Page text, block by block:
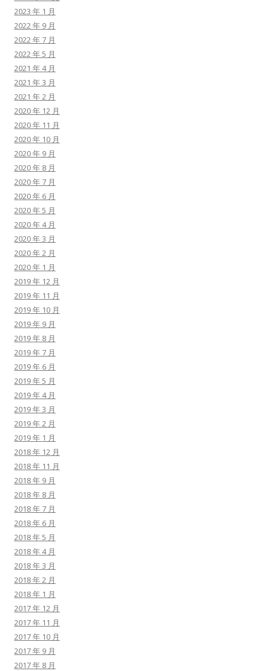
2023 年 1 月
2022 年 9 月
2022 年 7 月
2022 年 5 月
2021 年 4 月
2021 年 3 月
2021 年 2 月
2020 年 12 月
2020 年 11 月
2020 年 10 月
2020 年 9 月
2020 年 8 月
2020 年 7 月
2020 年 6 月
2020 年 5 月
2020 年 4 月
2020 年 3 月
2020 年 2 月
2020 年 1 月
2019 年 12 月
2019 年 11 月
2019 年 10 月
2019 年 9 月
2019 年 8 月
2019 年 7 月
2019 年 6 月
2019 年 5 月
2019 年 4 月
2019 年 3 月
2019 年 2 月
2019 年 1 月
2018 年 12 月
2018 年 11 月
2018 年 9 月
2018 年 8 月
2018 年 7 月
2018 年 6 月
2018 年 5 月
2018 年 4 月
2018 年 3 月
2018 年 2 月
2018 年 1 月
2017 年 12 月
2017 年 11 月
2017 年 10 月
2017 年 9 月
2017 年 8 月